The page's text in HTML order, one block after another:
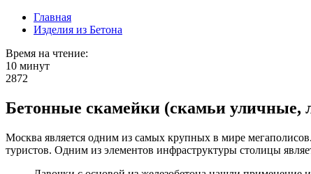
Главная
Изделия из Бетона
Время на чтение:
10 минут
2872
Бетонные скамейки (скамьи уличные,
Москва является одним из самых крупных в мире
туристов. Одним из элементов инфраструктуры столицы